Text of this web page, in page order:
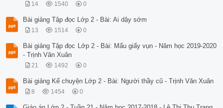
14 1540 0
Bài giảng Tập đọc Lớp 2 - Bài: Ai dậy sớm
13 1514 0
Bài giảng Tập đọc Lớp 2 - Bài: Mẩu giấy vụn - Năm học 2019-2020
- Trịnh Văn Xuân
21 1492 0
Bài giảng Kể chuyện Lớp 2 - Bài: Người thầy cũ - Trịnh Văn Xuân
8 1454 0